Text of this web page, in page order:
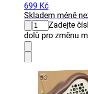
699 Kč
Skladem méně
Zadejte
dolů pro změnu